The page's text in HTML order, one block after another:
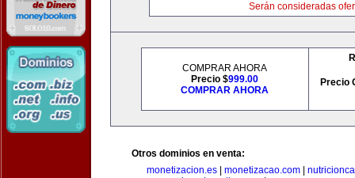
Serán consideradas
COMPRAR AHORA
Precio $999.00
COMPRAR AHORA
Precio
Otros dominios en venta:
monetizacion.es| monetizacao.com|